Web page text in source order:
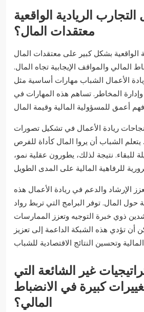
الريادية الواقعية
معتقدات المال؟
الواقعية بشكل كبير على معتقدات المال
المالي والمواقف الإيجابية تجاه المال.
الأعمال الشباب مهارات أساسية مثل
وإدارة المخاطر. تساهم هذه المهارات في
ريادة الأعمال في تشكيل تصورات
يتعلم الشباب أن يروا المال كأداة للفرص
للبقاء. نتيجة لذلك، يطورون عقلية نمو،
الإرشاد والدعم في ريادة الأعمال هذه
حول المال. توفر البرامج التي تربط رواد
ذوي خبرة التوجيه وتعزز الممارسات
أن تؤدي هذه الشبكة الداعمة إلى تعزيز
غير الشائعة التي
كبيرة في الانضباط
المالي؟